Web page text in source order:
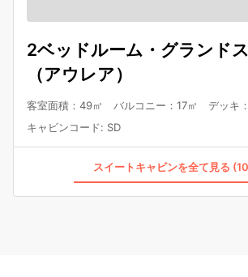
2ベッドルーム・グランド
（アウレア）
客室面積：49㎡ バルコニー：17㎡ デッキ
キャビンコード: SD
スイートキャビンを全て見る